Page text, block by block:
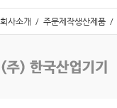
회사소개 / 주문제작생산제품 /